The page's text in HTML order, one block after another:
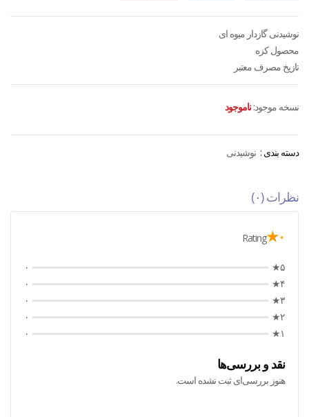
نوشیدنی گازدار میوه ای
محصول کزه
تازیخ مصرف معتبر
نسخه موجود: ناموجود
دسته بندی : نوشیدنی
نظرات (۰)
۰★ Rating
۵★
۰
۴★
۰
۳★
۰
۲★
۰
۱★
۰
نقد و بررسی‌ها
هنوز بررسی‌ای ثبت نشده است.